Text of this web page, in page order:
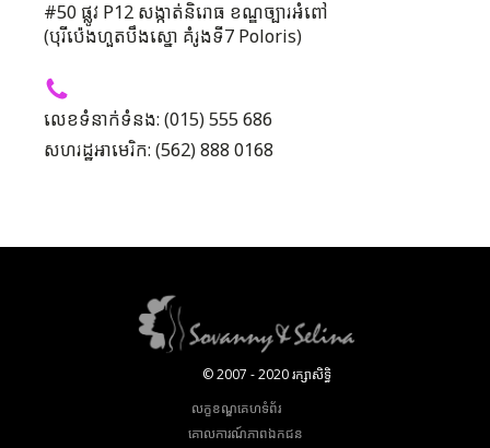
#50 ផ្លូវ P12 សង្កាត់និរោធ ខណ្ឌច្បារអំពៅ
(បុរីប៉េងហួតបឹងស្នោ គំរូងទី7 Poloris)
លេខទំនាក់ទំនង: (015) 555 686
សហរដ្ឋអាមេរិក: (562) 888 0168
© 2007 - 2020 រក្សាសិទ្ធិ
លក្ខខណ្ឌគេហទំព័រ
គោលការណ៍​ភាព​ឯកជន